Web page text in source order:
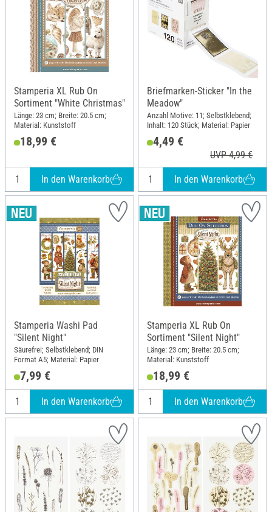
Stamperia XL Rub On
Sortiment "White Christmas"
Länge: 23 cm; Breite: 20.5 cm;
Material: Kunststoff
18,99 €
In den Warenkorb
Briefmarken-Sticker "In the
Meadow"
Anzahl Motive: 11; Selbstklebend;
Inhalt: 120 Stück; Material: Papier
4,49 €
UVP 4,99 €
In den Warenkorb
Stamperia Washi Pad
"Silent Night"
Säurefrei; Selbstklebend; DIN
Format A5; Material: Papier
7,99 €
In den Warenkorb
Stamperia XL Rub On
Sortiment "Silent Night"
Länge: 23 cm; Breite: 20.5 cm;
Material: Kunststoff
18,99 €
In den Warenkorb